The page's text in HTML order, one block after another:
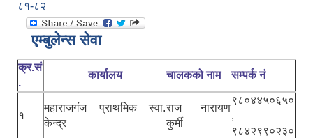
८१-८२
एम्बुलेन्स सेवा
क्र.सं
.
कार्यालय चालकको नाम सम्पर्क नं
१
महाराजगंज प्राथमिक स्वा.
केन्द्र
राज नारायण
कुर्मी
९८०४४५०६५०
,
९८४२९९०२३०